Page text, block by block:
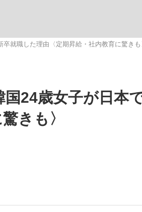
表・森保一監督...
就職した理由〈定期昇給・社内教育に驚きも
24歳女子が日本
きも〉